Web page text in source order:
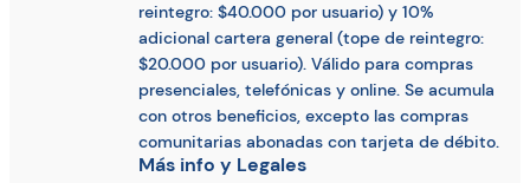
reintegro: $40.000 por usuario) y 10%
adicional cartera general (tope de reintegro:
$20.000 por usuario). Válido para compras
presenciales, telefónicas y online. Se acumula
con otros beneficios, excepto las compras
comunitarias abonadas con tarjeta de débito.
Más info y Legales